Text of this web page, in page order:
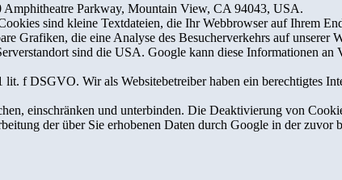
Amphitheatre Parkway, Mountain View, CA 94043, USA.
sind kleine Textdateien, die Ihr Webbrowser auf Ihrem
Grafiken, die eine Analyse des Besucherverkehrs auf unserer
sind die USA. Google kann diese Informationen
f DSGVO. Wir als Websitebetreiber haben ein berechtigtes
einschränken und unterbinden. Die Deaktivierung von
der über Sie erhobenen Daten durch Google in der zuvor